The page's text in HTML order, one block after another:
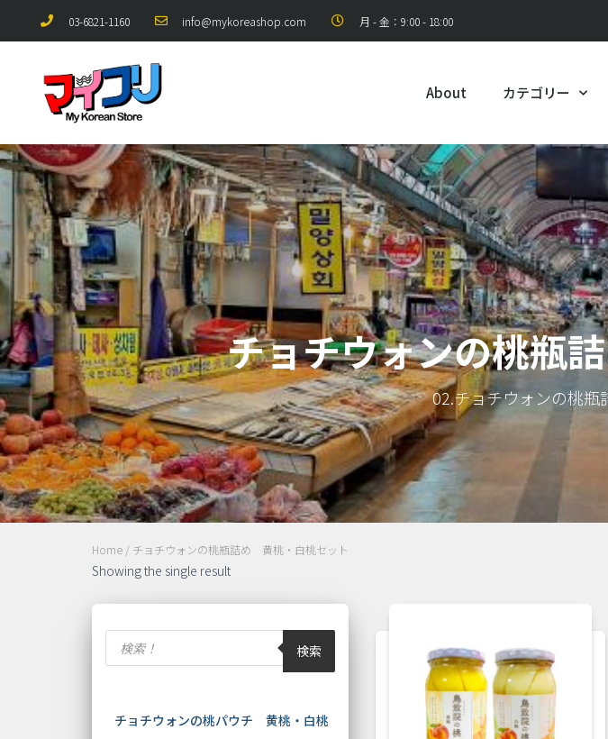
03-6821-1160 info@mykoreashop.com 月 - 金：9:00 - 18:00
About カテゴリー
チョチウォンの桃瓶
02.チョチウォンの桃
Home / チョチウォンの桃瓶詰め 黄桃・白桃セット
Showing the single result
検索
チョチウォンの桃パウチ 黄桃・白桃